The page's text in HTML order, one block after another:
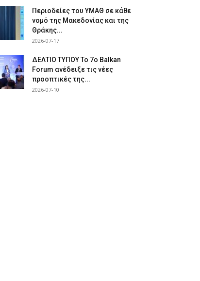
Περιοδείες του ΥΜΑΘ σε κάθε
νομό της Μακεδονίας και της
Θράκης...
2026-07-17
ΔΕΛΤΙΟ ΤΥΠΟΥ Το 7ο Balkan
Forum ανέδειξε τις νέες
προοπτικές της...
2026-07-10